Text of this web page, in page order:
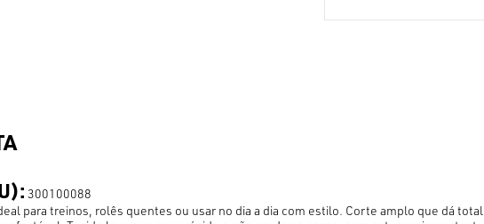
300100088
para treinos, rolês quentes ou usar no dia a dia com estilo. Corte amplo que dá total